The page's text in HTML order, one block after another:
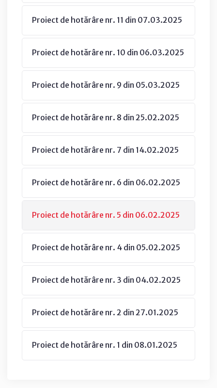
Proiect de hotărâre nr. 11 din 07.03.2025
Proiect de hotărâre nr. 10 din 06.03.2025
Proiect de hotărâre nr. 9 din 05.03.2025
Proiect de hotărâre nr. 8 din 25.02.2025
Proiect de hotărâre nr. 7 din 14.02.2025
Proiect de hotărâre nr. 6 din 06.02.2025
Proiect de hotărâre nr. 5 din 06.02.2025
Proiect de hotărâre nr. 4 din 05.02.2025
Proiect de hotărâre nr. 3 din 04.02.2025
Proiect de hotărâre nr. 2 din 27.01.2025
Proiect de hotărâre nr. 1 din 08.01.2025